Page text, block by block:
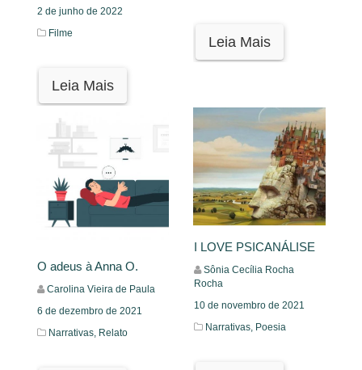
2 de junho de 2022
Filme
Leia Mais
Leia Mais
O adeus à Anna O.
Carolina Vieira de Paula
6 de dezembro de 2021
Narrativas, Relato
I LOVE PSICANÁLISE
Sônia Cecília Rocha
Rocha
10 de novembro de 2021
Narrativas, Poesia